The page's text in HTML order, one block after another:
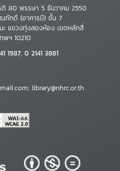
ติ 80 พรรษา 5 ธันวาคม 2550
นภักดี (อาคารบี) ชั้น 7
แขวงทุ่งสองห้อง เขตหลักสี่
พฯ 10210
1987, 0 2141 3881
library@nhrc.or.th